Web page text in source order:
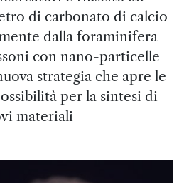
di carbonato di calcio
dalla foraminifera
con nano-particelle
strategia che apre le
per la sintesi di
materiali